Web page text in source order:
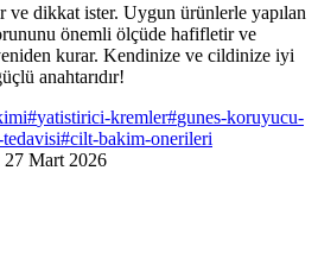
ve dikkat ister. Uygun ürünlerle yapılan
önemli ölçüde hafifletir ve
kurar. Kendinize ve cildinize iyi
anahtarıdır!
#yatistirici-kremler#gunes-koruyucu-
tedavisi#cilt-bakim-onerileri
27 Mart 2026